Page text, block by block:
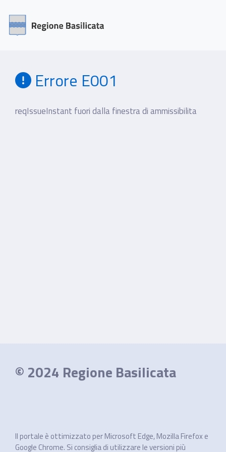
Errore E001
reqIssueInstant fuori dalla finestra di ammissibilita
© 2024 Regione Basilicata
Il portale è ottimizzato per Microsoft Edge, Mozilla Firefox e
Google Chrome. Si consiglia di utilizzare le versioni più